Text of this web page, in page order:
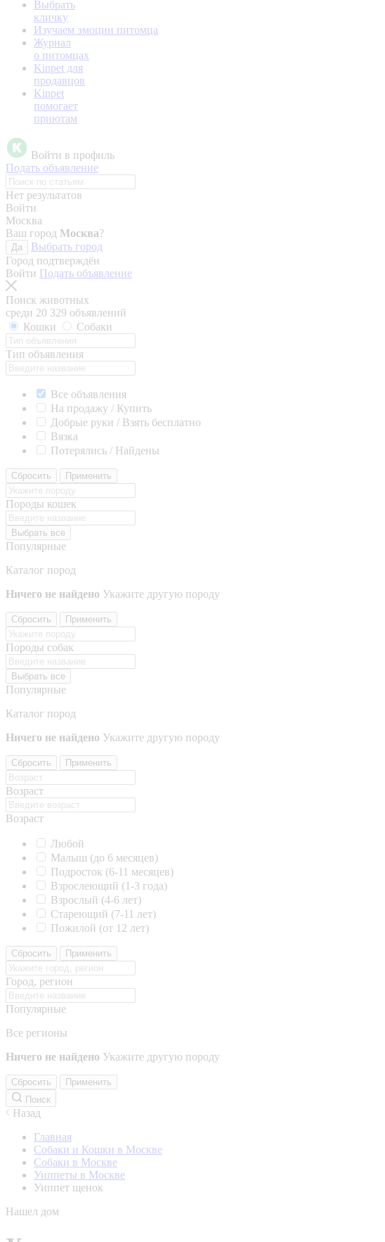
Выбрать
кличку
Изучаем эмоции питомца
Журнал
о питомцах
Kinpet для
продавцов
Kinpet
помогает
приютам
Войти в профиль
Подать объявление
Нет результатов
Войти
Москва
Ваш город Москва?
Да
Выбрать город
Город подтверждён
Войти Подать объявление
Поиск животных
среди 20 329 объявлений
Кошки
Собаки
Тип объявления
Все объявления
На продажу / Купить
Добрые руки / Взять бесплатно
Вязка
Потерялись / Найдены
Сбросить Применить
Породы кошек
Выбрать все
Популярные
Каталог пород
Ничего не найдено Укажите другую породу
Сбросить Применить
Породы собак
Выбрать все
Популярные
Каталог пород
Ничего не найдено Укажите другую породу
Сбросить Применить
Возраст
Возраст
Любой
Малыш (до 6 месяцев)
Подросток (6-11 месяцев)
Взрослеющий (1-3 года)
Взрослый (4-6 лет)
Стареющий (7-11 лет)
Пожилой (от 12 лет)
Сбросить Применить
Город, регион
Популярные
Все регионы
Ничего не найдено Укажите другую породу
Сбросить
Применить
Поиск
Назад
Главная
Собаки и Кошки в Москве
Собаки в Москве
Уиппеты в Москве
Уиппет щенок
Нашел дом